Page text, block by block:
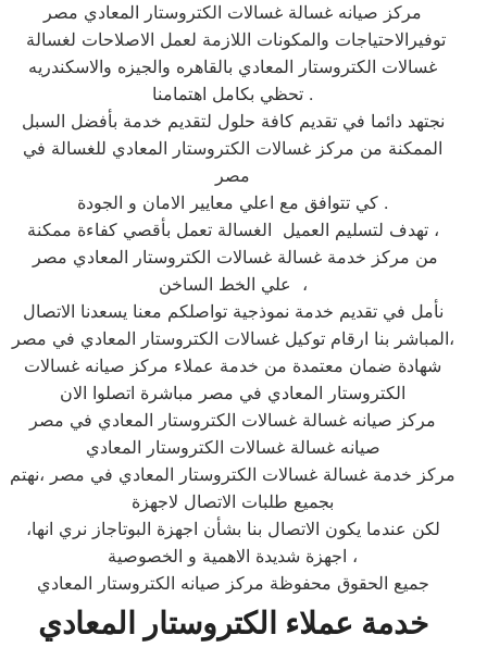
مركز صيانه غسالة غسالات الكتروستار المعادي مصر
غسالات الكتروستار المعادي بالقاهره والجيزه والاسكندريه
تحظي بكامل اهتمامنا .
نجتهد دائما في تقديم كافة حلول لتقديم خدمة بأفضل السبل
الممكنة من مركز غسالات الكتروستار المعادي للغسالة في
مصر
كي تتوافق مع اعلي معايير الامان و الجودة .
تهدف لتسليم العميل الغسالة تعمل بأقصي كفاءة ممكنة ،
علي الخط الساخن ،
نأمل في تقديم خدمة نموذجية تواصلكم معنا يسعدنا الاتصال
المباشر بنا ارقام توكيل غسالات الكتروستار المعادي في مصر،
شهادة ضمان معتمدة من خدمة عملاء مركز صيانه غسالات
الكتروستار المعادي في مصر مباشرة اتصلوا الان
مركز صيانه غسالة غسالات الكتروستار المعادي في مصر
صيانه غسالة غسالات الكتروستار المعادي
مركز خدمة غسالة غسالات الكتروستار المعادي في مصر ،نهتم
بجميع طلبات الاتصال لاجهزة
،لكن عندما يكون الاتصال بنا بشأن اجهزة البوتاجاز نري انها
اجهزة شديدة الاهمية و الخصوصية ،
جميع الحقوق محفوظة مركز صيانه الكتروستار المعادي
خدمة عملاء الكتروستار المعادي